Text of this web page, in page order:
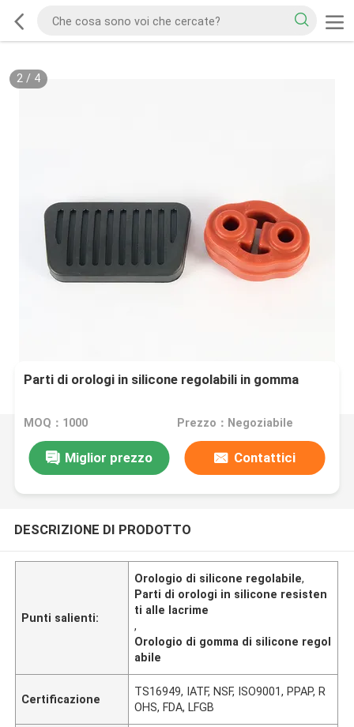
2/ 4
Parti di orologi in silicone regolabili in gomma
MOQ：1000 Prezzo：Negoziabile
Miglior prezzo Contattici
DESCRIZIONE DI PRODOTTO
Punti salienti:
Orologio di silicone regolabile,
Parti di orologi in silicone resisten
ti alle lacrime
,
Orologio di gomma di silicone regol
abile
Certificazione
TS16949, IATF, NSF, ISO9001, PPAP, R
OHS, FDA, LFGB